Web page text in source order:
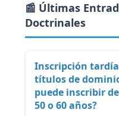
📰 Últimas
Doctrinales
Inscripción
títulos de
puede inscribir
50 o 60 años?